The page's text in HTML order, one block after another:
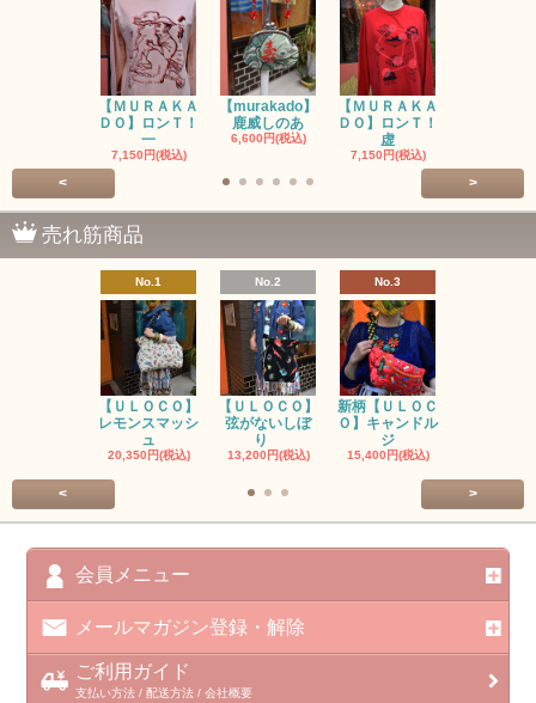
【ＭＵＲＡＫＡ
ＤＯ】ロンＴ！
一
7,150円(税込)
【murakado】
鹿威しのあ
6,600円(税込)
【ＭＵＲＡＫＡ
ＤＯ】ロンＴ！
虚
7,150円(税込)
< >
売れ筋商品
No.1
【ＵＬＯＣＯ】
レモンスマッシ
ュ
20,350円(税込)
No.2
【ＵＬＯＣＯ】
弦がないしぼ
り
13,200円(税込)
No.3
新柄【ＵＬＯＣ
Ｏ】キャンドル
ジ
15,400円(税込)
< >
会員メニュー
メールマガジン登録・解除
ご利用ガイド
支払い方法 / 配送方法 / 会社概要